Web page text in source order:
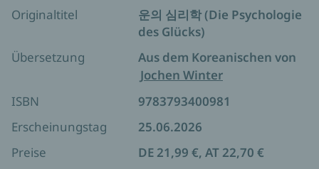
Liebe oder spirituelles Wachstum – dieses Buch
liefert konkrete Strategien, um Glück aktiv zu
gestalten und neue Chancen zu erkennen. Wer
bereit ist, fernöstliche Lebensweisheiten mit
einen kraftvollen Schlüssel zu mehr Lebensfreude
und Selbstverwirklichung.
Originaltitel
운의 심리학 (Die Psychologie
des Glücks)
Übersetzung
Aus dem Koreanischen von
Jochen Winter
ISBN
9783793400981
Erscheinungstag
25.06.2026
Preise
DE 21,99 €, AT 22,70 €